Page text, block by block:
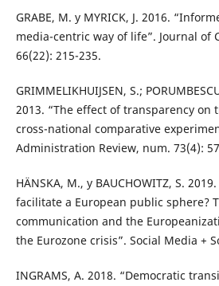
GRABE, M. y MYRICK, J. 2016.
media-centric way of life”. Journal of
66(22): 215-235.
GRIMMELIKHUIJSEN, S.;
2013. “The effect of transparency on
cross-national comparative
Administration Review, num. 73(4):
HÄNSKA, M., y BAUCHOWITZ, S.
facilitate a European public sphere?
communication and the
the Eurozone crisis”. Social Media +
INGRAMS, A. 2018. “Democratic